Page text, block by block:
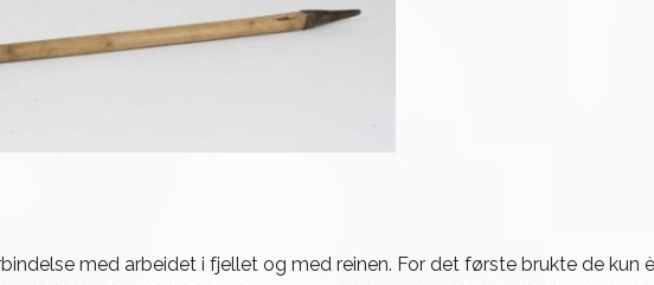
med arbeidet i fjellet og med reinen. For det første brukte de kun